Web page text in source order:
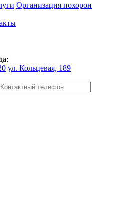
Организация похорон
ул. Кольцевая, 189